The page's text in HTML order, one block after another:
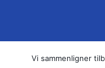
Vi sammenligner